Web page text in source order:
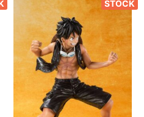
STOCK